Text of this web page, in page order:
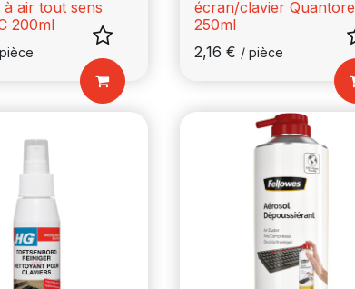
à air tout sens
200ml
pièce
écran/clavier Quantore
250ml
2,16 € / pièce